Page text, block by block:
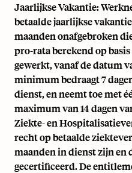
Jaarlijkse Vakantie:
betaalde jaarlijkse
maanden onafgebroken
pro-rata berekend op
gewerkt, vanaf de datum
minimum bedraagt 7
dienst, en neemt toe met
maximum van 14 dagen
Ziekte- en
recht op betaalde
maanden in dienst zijn en
gecertificeerd. De